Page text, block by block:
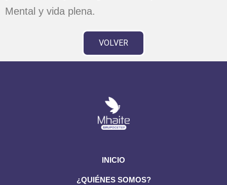
Mental y vida plena.
VOLVER
INICIO
¿QUIÉNES SOMOS?